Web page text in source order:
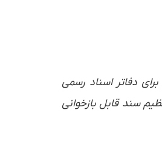
آیین‌نامه، این الزام همچنان برای دفاتر اسناد رسمی
سند قابل بازخوانی